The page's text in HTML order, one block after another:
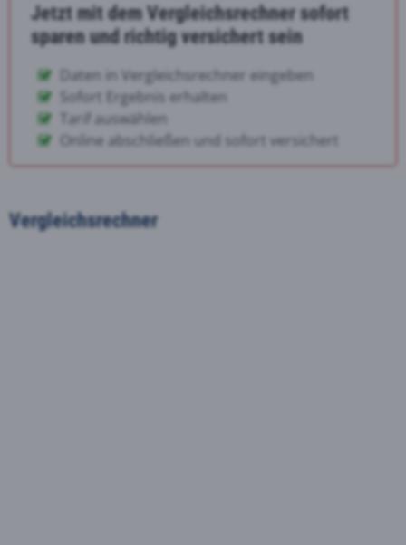
Jetzt mit dem Vergleichsrechner sofort
sparen und richtig versichert sein
Daten in Vergleichsrechner eingeben
Sofort Ergebnis erhalten
Tarif auswählen
Online abschließen und sofort versichert
Vergleichsrechner